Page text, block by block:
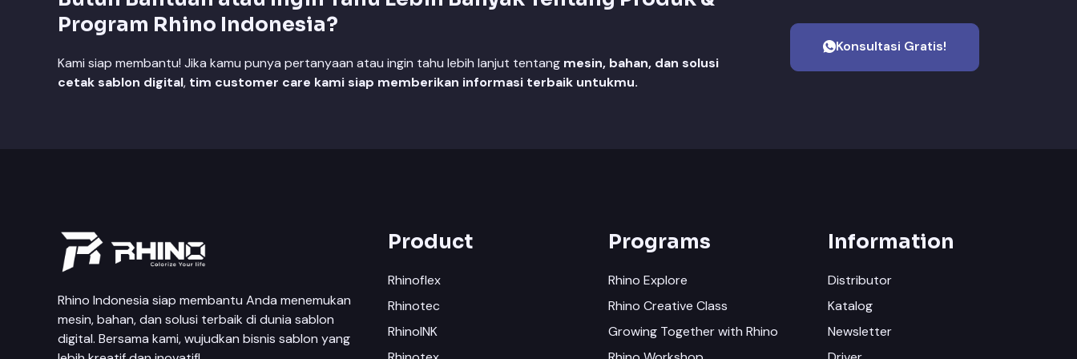
Program Rhino Indonesia?
Kami siap membantu! Jika kamu punya pertanyaan atau ingin tahu lebih lanjut tentang mesin, bahan, dan solusi
cetak sablon digital, tim customer care kami siap memberikan informasi terbaik untukmu.
Konsultasi Gratis!
Rhino Indonesia siap membantu Anda menemukan
mesin, bahan, dan solusi terbaik di dunia sablon
digital. Bersama kami, wujudkan bisnis sablon yang
Product
Rhinoflex
Rhinotec
RhinoINK
Programs
Rhino Explore
Rhino Creative Class
Growing Together with Rhino
Information
Distributor
Katalog
Newsletter